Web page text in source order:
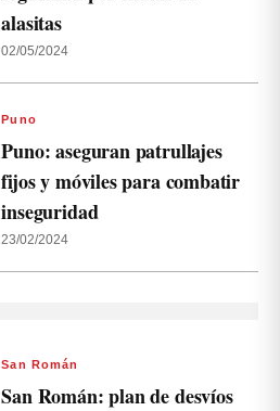
alasitas
02/05/2024
Puno
Puno: aseguran patrullajes
fijos y móviles para combatir
inseguridad
23/02/2024
San Román
San Román: plan de desvíos